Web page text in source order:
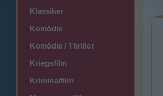
>Klassiker
>Komödie
>Komödie / Thriller
>Kriegsfilm
>Kriminalfilm